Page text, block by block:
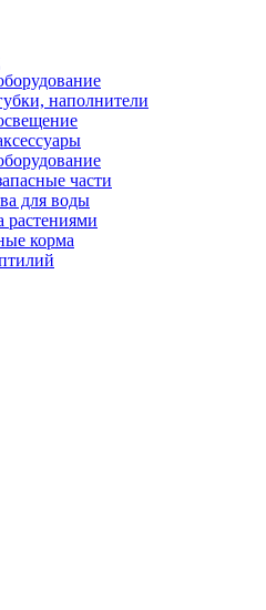
наполнители
части
для воды
растениями
корма